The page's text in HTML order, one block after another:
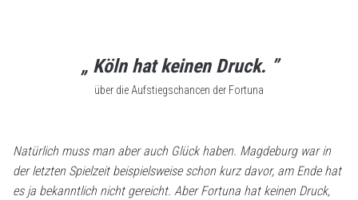
„ Köln hat keinen Druck. ”
über die Aufstiegschancen der Fortuna
Natürlich muss man aber auch Glück haben. Magdeburg war in
der letzten Spielzeit beispielsweise schon kurz davor, am Ende hat
es ja bekanntlich nicht gereicht. Aber Fortuna hat keinen Druck,